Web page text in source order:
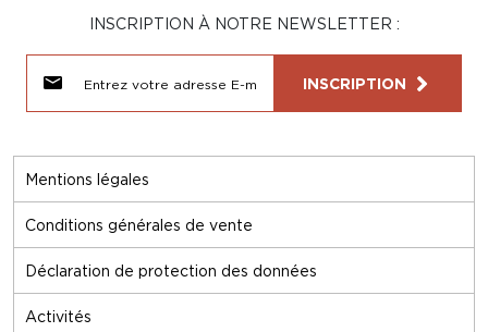
Mentions légales
Conditions générales de vente
Déclaration de protection des données
Activités
INSCRIPTION À NOTRE NEWSLETTER :
INSCRIPTION